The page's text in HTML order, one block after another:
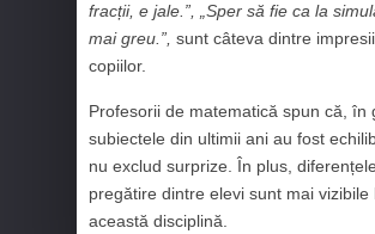
fracții, e jale.”, „Sper să fie ca la
mai greu.”, sunt câteva dintre
copiilor.
Profesorii de matematică spun că, în
subiectele din ultimii ani au fost
nu exclud surprize. În plus,
pregătire dintre elevi sunt mai vizibile
această disciplină.